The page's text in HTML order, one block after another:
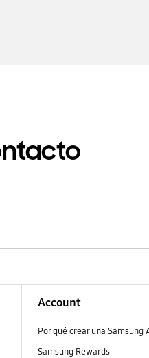
Account
Por qué crear una Samsung
Samsung Rewards